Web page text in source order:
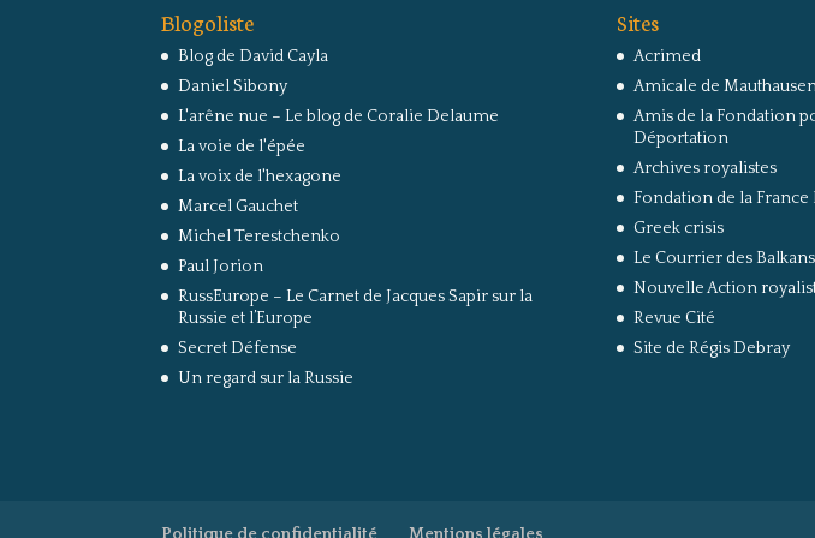
Blogoliste
Blog de David Cayla
Daniel Sibony
L'arêne nue – Le blog de Coralie Delaume
La voie de l'épée
La voix de l'hexagone
Marcel Gauchet
Michel Terestchenko
Paul Jorion
RussEurope – Le Carnet de Jacques Sapir sur la
Russie et l’Europe
Secret Défense
Un regard sur la Russie
Sites
Acrimed
Amicale de
Amis de la Fondation
Déportation
Archives royalistes
Fondation de la France
Greek crisis
Le Courrier des Balkans
Nouvelle Action
Revue Cité
Site de Régis Debray
Politique de confidentialité Mentions légales